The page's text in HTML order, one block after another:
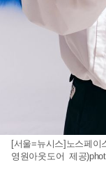
[서울=뉴시스]노스페
영원아웃도어 제공)